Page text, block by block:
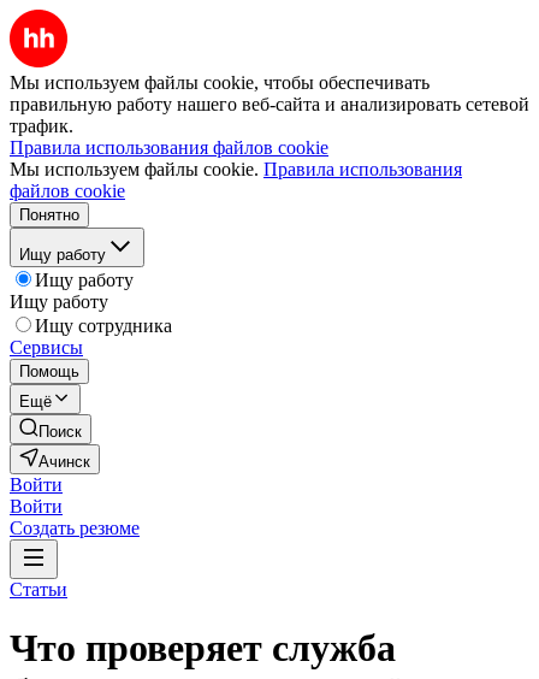
Мы используем файлы cookie, чтобы обеспечивать
правильную работу нашего веб-сайта и анализировать сетевой
трафик.
Правила использования файлов cookie
Мы используем файлы cookie. Правила использования
файлов cookie
Понятно
Ищу работу
Ищу работу
Ищу работу
Ищу сотрудника
Сервисы
Помощь
Ещё
Поиск
Ачинск
Войти
Войти
Создать резюме
Статьи
Что проверяет служба